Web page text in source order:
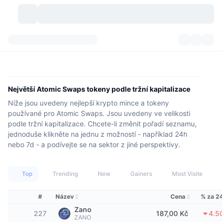
Kategorie
Historické snímky
Výnosy
Aktiva skutečného světa
Přehled trhu
Spotový trh
Bitcoin pokladny
BNB pokladny
Signály New
Trendující
Rostoucí
Průzkumník meme
Burzy
Centralizované burzy
Deriváty
Decentralizované burzy
Komunita
Témata
Lives
Produkty
Největší Atomic Swaps tokeny podle tržní kapitalizace
Níže jsou uvedeny nejlepší krypto mince a tokeny
používané pro Atomic Swaps. Jsou uvedeny ve velikosti
podle tržní kapitalizace. Chcete-li změnit pořadí seznamu,
jednoduše klikněte na jednu z možností - například 24h
nebo 7d - a podívejte se na sektor z jiné perspektivy.
Top Trending New Gainers Most Visited
# Název Cena % za
227 Zano
ZANO 187,00 Kč